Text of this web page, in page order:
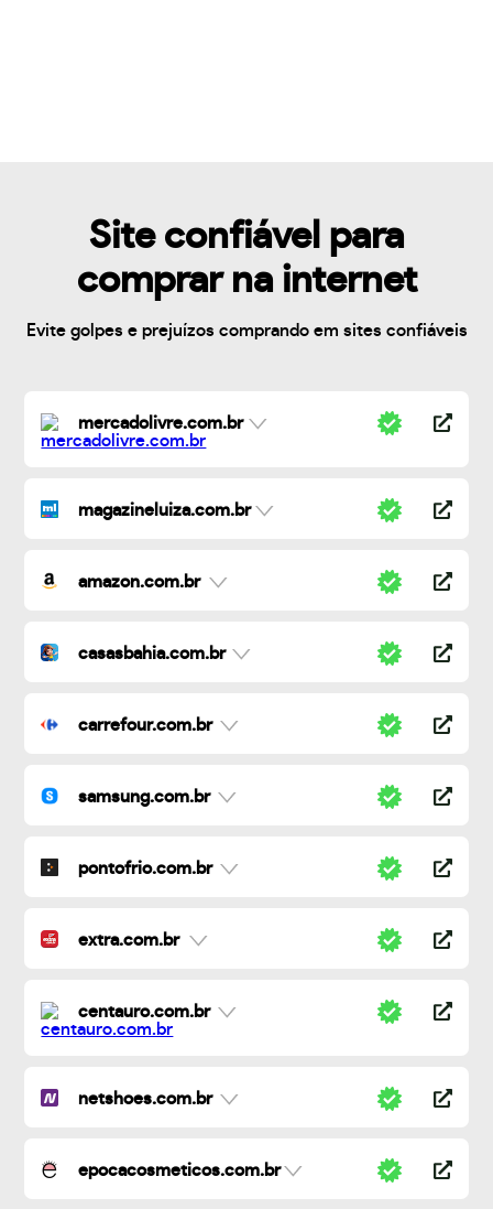
Site confiável para
comprar na internet
Evite golpes e prejuízos comprando em sites confiáveis
mercadolivre.com.br
magazineluiza.com.br
amazon.com.br
casasbahia.com.br
carrefour.com.br
samsung.com.br
pontofrio.com.br
extra.com.br
centauro.com.br
netshoes.com.br
epocacosmeticos.com.br